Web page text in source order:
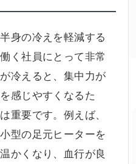
身の冷えを軽減する
く社員にとって非常
冷えると、集中力が
感じやすくなるた
重要です。例えば、
型の足元ヒーターを
かくなり、血行が良